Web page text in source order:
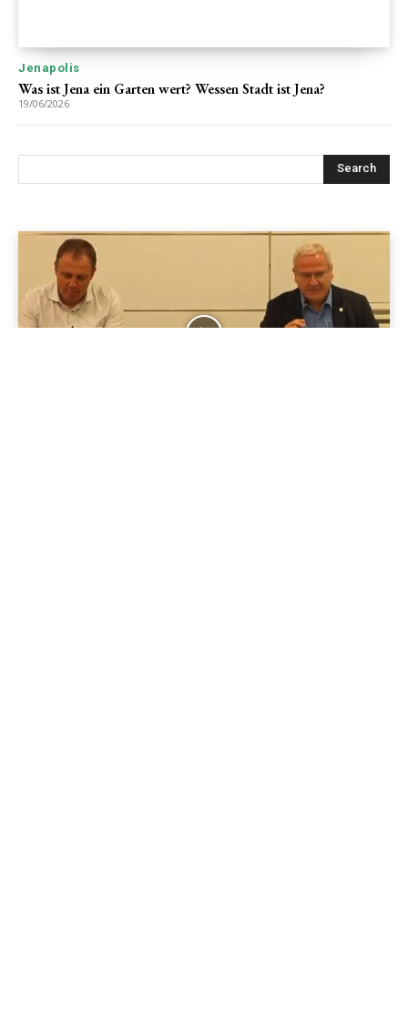
Jenapolis
Was ist Jena ein Garten wert? Wessen Stadt ist Jena?
19/06/2026
Search